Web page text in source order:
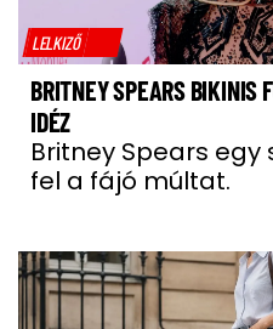
LELKIZŐ
BRITNEY SPEARS BIKINIS
IDÉZ
Britney Spears egy
fel a fájó múltat.